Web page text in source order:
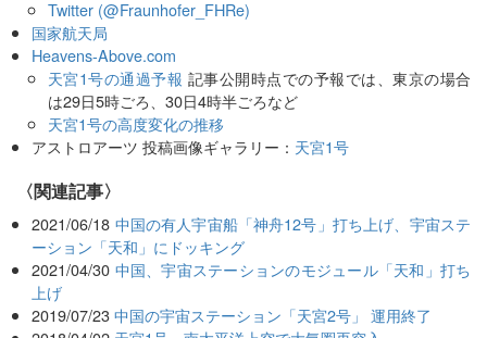
Twitter (@Fraunhofer_FHRe)
国家航天局
Heavens-Above.com
天宮1号の通過予報 記事公開時点での予報では、東京の場合
は29日5時ごろ、30日4時半ごろなど
天宮1号の高度変化の推移
アストロアーツ 投稿画像ギャラリー： 天宮1号
関連記事
2021/06/18 中国の有人宇宙船「神舟12号」打ち上げ、宇宙ステ
ーション「天和」にドッキング
2021/04/30 中国、宇宙ステーションのモジュール「天和」打ち
上げ
2019/07/23 中国の宇宙ステーション「天宮2号」 運用終了